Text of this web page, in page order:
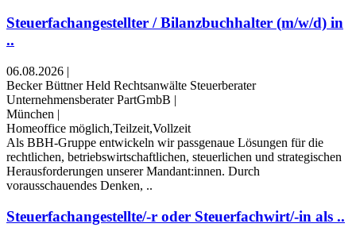
Steuerfachangestellter / Bilanzbuchhalter (m/w/d) in
..
06.08.2026 |
Becker Büttner Held Rechtsanwälte Steuerberater
Unternehmensberater PartGmbB |
München |
Homeoffice möglich,Teilzeit,Vollzeit
Als BBH-Gruppe entwickeln wir passgenaue Lösungen für die
rechtlichen, betriebswirtschaftlichen, steuerlichen und strategischen
Herausforderungen unserer Mandant:innen. Durch
vorausschauendes Denken, ..
Steuerfachangestellte/-r oder Steuerfachwirt/-in als ..